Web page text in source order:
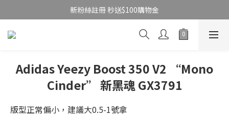
新粉絲註冊 秒送$100購物金
Adidas Yeezy Boost 350 V2 “Mono
Cinder” 新黑魂 GX3791
版型正常偏小，建議大0.5-1號拿